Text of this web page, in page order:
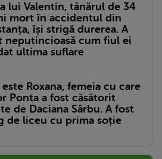
lui Valentin, tânărul de 34
mort în accidentul din
își strigă durerea. A
neputincioasă cum fiul ei
ultima suflare
Roxana, femeia cu care
Ponta a fost căsătorit
de Daciana Sârbu. A fost
de liceu cu prima soție